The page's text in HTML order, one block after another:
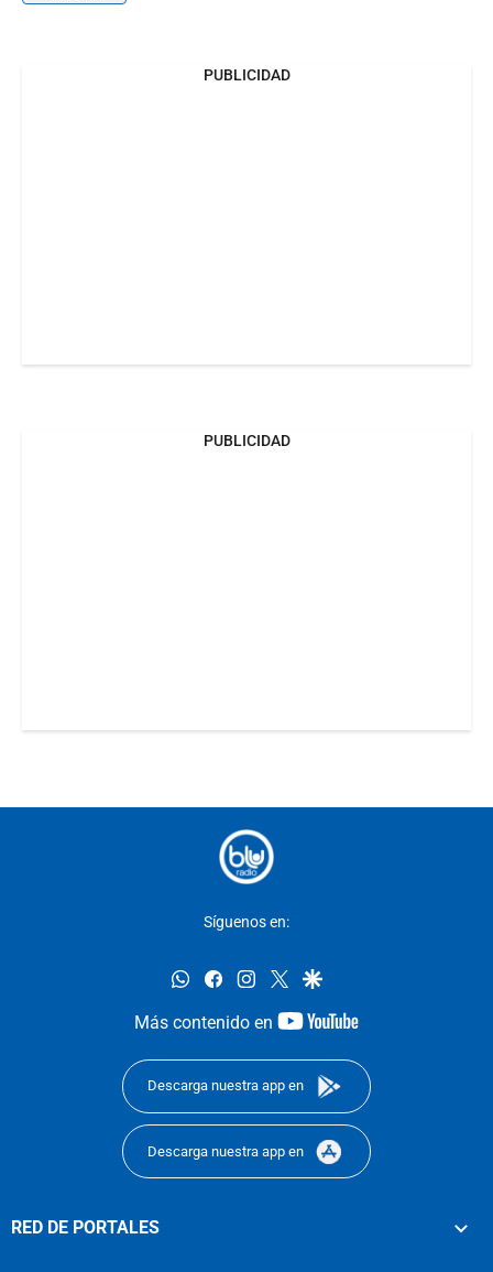
PUBLICIDAD
PUBLICIDAD
Síguenos en:
whatsappfacebookinstagram
twittergoogle
Más contenido en
youtube-
Descarga nuestra app en
Descarga nuestra app en
RED DE PORTALES